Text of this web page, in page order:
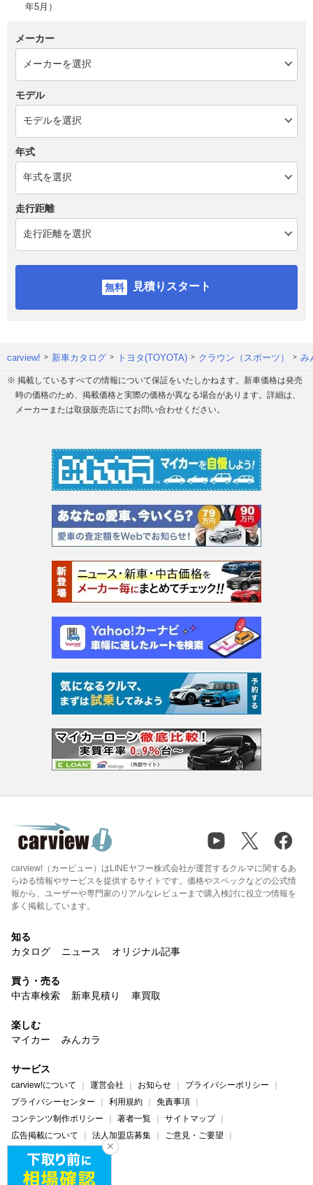
年5月）
メーカー
モデル
年式
走行距離
見積りスタート
carview! 新車カタログ トヨタ(TOYOTA) クラウン（スポーツ） み
※ 掲載しているすべての情報について保証をいたしかねます。新車価格は発売
時の価格のため、掲載価格と実際の価格が異なる場合があります。詳細は、
メーカーまたは取扱販売店にてお問い合わせください。
carview!（カービュー）はLINEヤフー株式会社が運営するクルマに関するあ
らゆる情報やサービスを提供するサイトです。価格やスペックなどの公式情
報から、ユーザーや専門家のリアルなレビューまで購入検討に役立つ情報を
多く掲載しています。
知る
カタログ
ニュース オリジナル記事
買う・売る
中古車検索
新車見積り 車買取
楽しむ
マイカー
みんカラ
サービス
carview!について 運営会社 お知らせ
プライバシーポリシー
プライバシーセンター
利用規約
免責事項
コンテンツ制作ポリシー
著者一覧
サイトマップ
広告掲載について
法人加盟店募集
ご意見・ご要望
ヘルプ・お問い合わせ